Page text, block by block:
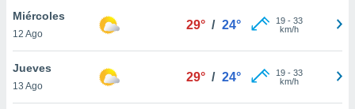
Miércoles
12 Ago
29° / 24° 19- 33
km/h
Jueves
13 Ago
29° / 24° 19- 33
km/h